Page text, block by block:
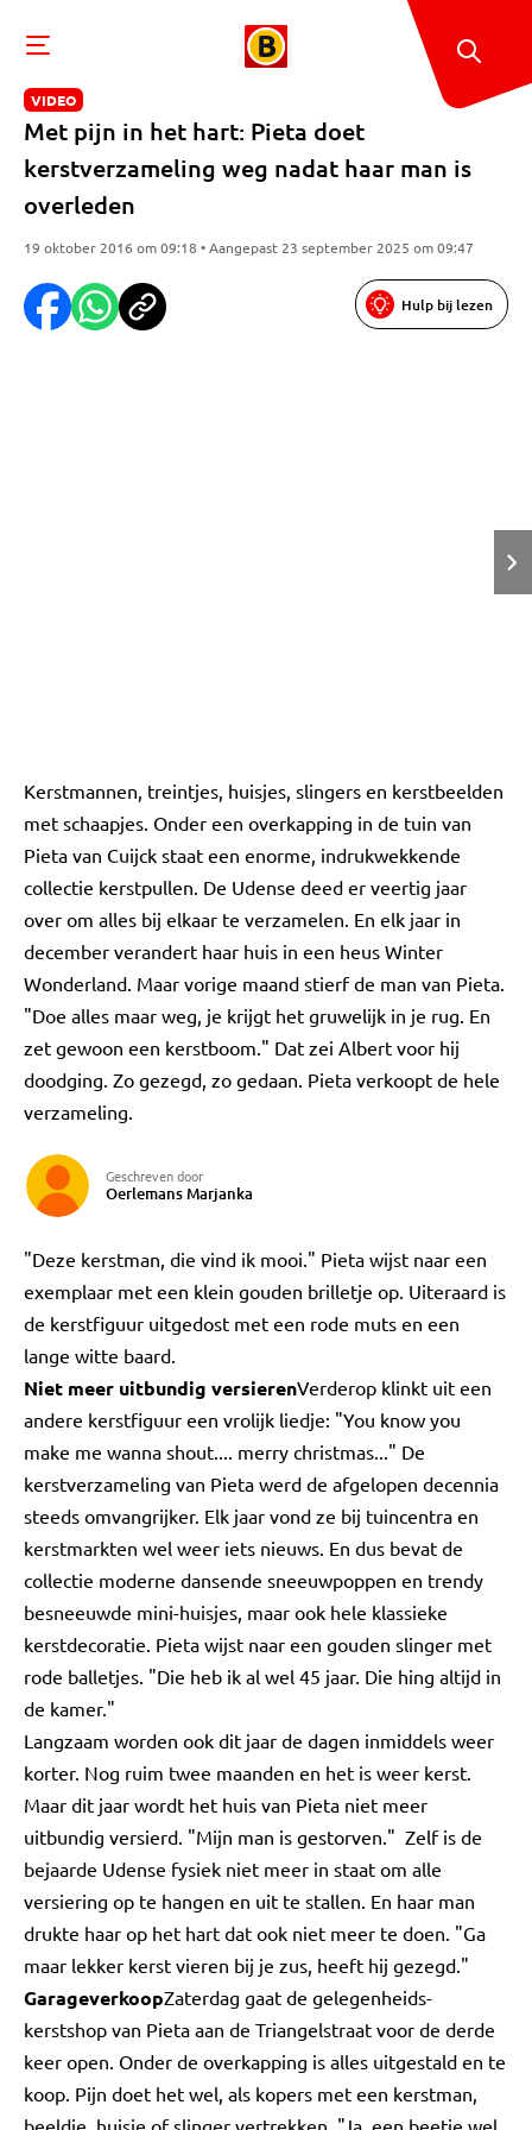
VIDEO
Met pijn in het hart: Pieta doet
kerstverzameling weg nadat haar man is
overleden
19 oktober 2016 om 09:18 • Aangepast 23 september 2025 om 09:47
Hulp bij lezen
Kerstmannen, treintjes, huisjes, slingers en kerstbeelden
met schaapjes. Onder een overkapping in de tuin van
Pieta van Cuijck staat een enorme, indrukwekkende
collectie kerstpullen. De Udense deed er veertig jaar
over om alles bij elkaar te verzamelen. En elk jaar in
december verandert haar huis in een heus Winter
Wonderland. Maar vorige maand stierf de man van Pieta.
"Doe alles maar weg, je krijgt het gruwelijk in je rug. En
zet gewoon een kerstboom." Dat zei Albert voor hij
doodging. Zo gezegd, zo gedaan. Pieta verkoopt de hele
verzameling.
Geschreven door
Oerlemans Marjanka
"Deze kerstman, die vind ik mooi." Pieta wijst naar een
exemplaar met een klein gouden brilletje op. Uiteraard is
de kerstfiguur uitgedost met een rode muts en een
lange witte baard.
Niet meer uitbundig versierenVerderop klinkt uit een
andere kerstfiguur een vrolijk liedje: "You know you
make me wanna shout.... merry christmas..." De
kerstverzameling van Pieta werd de afgelopen decennia
steeds omvangrijker. Elk jaar vond ze bij tuincentra en
kerstmarkten wel weer iets nieuws. En dus bevat de
collectie moderne dansende sneeuwpoppen en trendy
besneeuwde mini-huisjes, maar ook hele klassieke
kerstdecoratie. Pieta wijst naar een gouden slinger met
rode balletjes. "Die heb ik al wel 45 jaar. Die hing altijd in
de kamer."
Langzaam worden ook dit jaar de dagen inmiddels weer
korter. Nog ruim twee maanden en het is weer kerst.
Maar dit jaar wordt het huis van Pieta niet meer
uitbundig versierd. "Mijn man is gestorven." Zelf is de
bejaarde Udense fysiek niet meer in staat om alle
versiering op te hangen en uit te stallen. En haar man
drukte haar op het hart dat ook niet meer te doen. "Ga
maar lekker kerst vieren bij je zus, heeft hij gezegd."
GarageverkoopZaterdag gaat de gelegenheids-
kerstshop van Pieta aan de Triangelstraat voor de derde
keer open. Onder de overkapping is alles uitgestald en te
koop. Pijn doet het wel, als kopers met een kerstman,
beeldje, huisje of slinger vertrekken. "Ja, een beetje wel.